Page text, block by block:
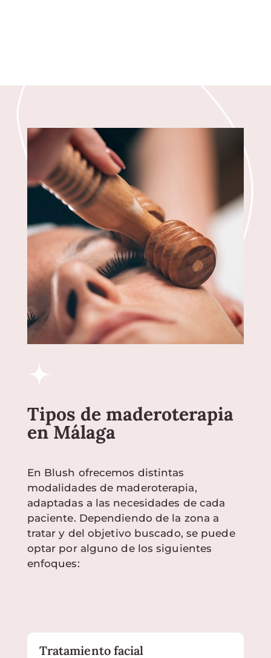
Tipos de maderoterapia
en Málaga
En Blush ofrecemos distintas
modalidades de maderoterapia,
adaptadas a las necesidades de cada
paciente. Dependiendo de la zona a
tratar y del objetivo buscado, se puede
optar por alguno de los siguientes
enfoques:
Tratamiento facial